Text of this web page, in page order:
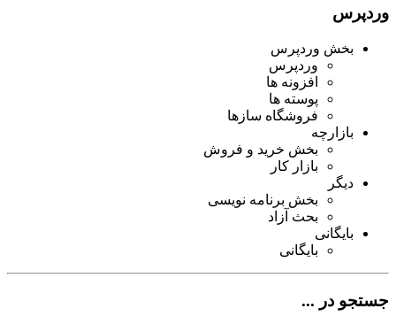
وردپرس
بخش وردپرس
وردپرس
افزونه ها
پوسته ها
فروشگاه سازها
بازارچه
بخش خرید و فروش
بازار کار
دیگر
بخش برنامه نویسی
بحث آزاد
بایگانی
بایگانی
جستجو در ...